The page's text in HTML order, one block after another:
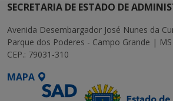
SECRETARIA DE ESTADO DE
Avenida Desembargador José Nunes da
Parque dos Poderes - Campo Grande | MS
CEP.: 79031-310
MAPA